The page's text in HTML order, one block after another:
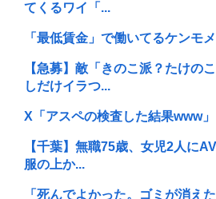
てくるワイ「...
「最低賃金」で働いてるケンモ
【急募】敵「きのこ派？たけの
しだけイラつ...
X「アスペの検査した結果www」
【千葉】無職75歳、女児2人に
服の上か...
「死んでよかった。ゴミが消え